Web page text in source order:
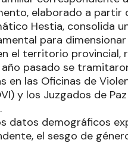
elaborado a partir
Hestia, consolida
para dimensionar
el territorio provincial,
pasado se
en las Oficinas de
y los Juzgados de
datos demográficos
el sesgo de